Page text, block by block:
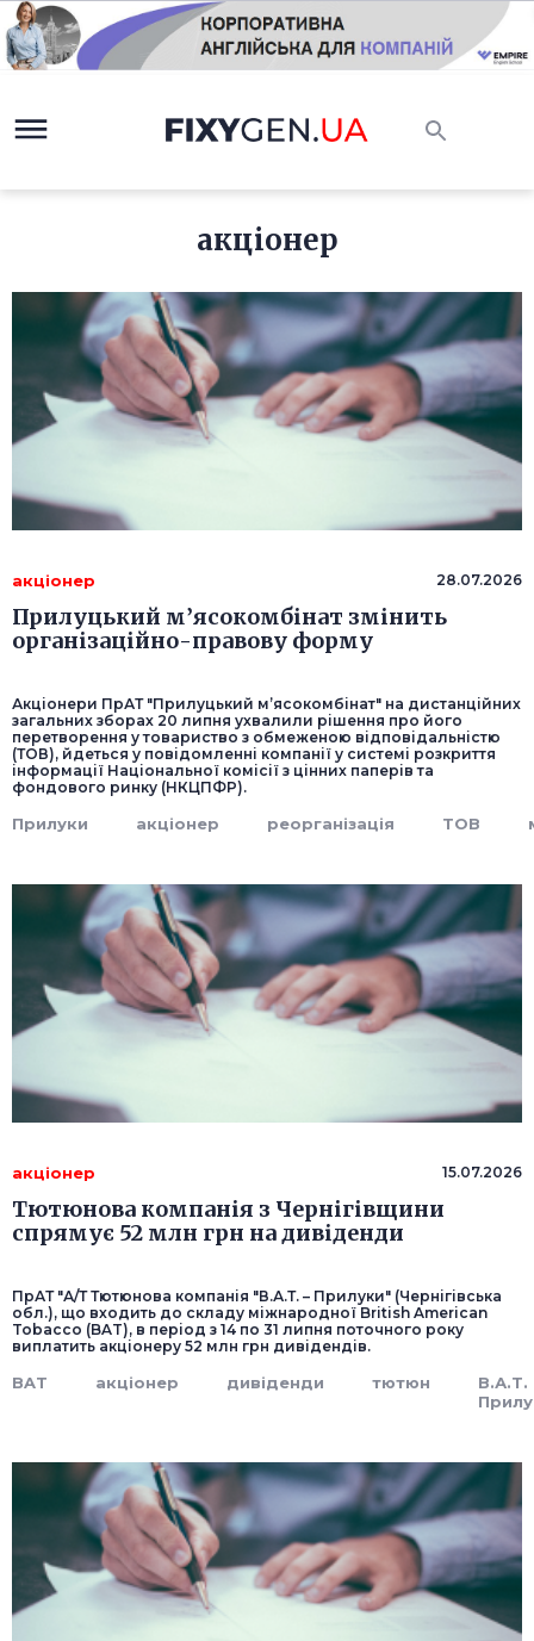
акціонер
акціонер 28.07.2026
Прилуцький м’ясокомбінат змінить
організаційно-правову форму
Акціонери ПрАТ "Прилуцький м’ясокомбінат" на дистанційних
загальних зборах 20 липня ухвалили рішення про його
перетворення у товариство з обмеженою відповідальністю
(ТОВ), йдеться у повідомленні компанії у системі розкриття
інформації Національної комісії з цінних паперів та
фондового ринку (НКЦПФР).
Прилуки акціонер реорганізація ТОВ
акціонер 15.07.2026
Тютюнова компанія з Чернігівщини
спрямує 52 млн грн на дивіденди
ПрАТ "А/Т Тютюнова компанія "В.А.Т. – Прилуки" (Чернігівська
обл.), що входить до складу міжнародної British American
Tobacco (BAT), в період з 14 по 31 липня поточного року
виплатить акціонеру 52 млн грн дивідендів.
BAT акціонер дивіденди тютюн
В.А.Т.